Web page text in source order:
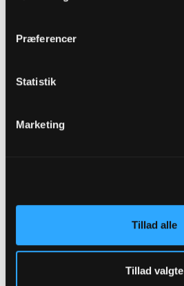
Præferencer
Statistik
Marketing
Tillad alle
Tillad valgte
Krucifix